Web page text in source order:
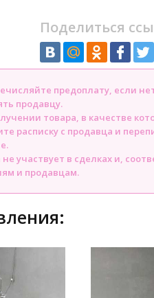
Поделиться
предоплату, если
продавцу.
товара, в качестве
расписку с продавца и
участвует в сделках и,
и продавцам.